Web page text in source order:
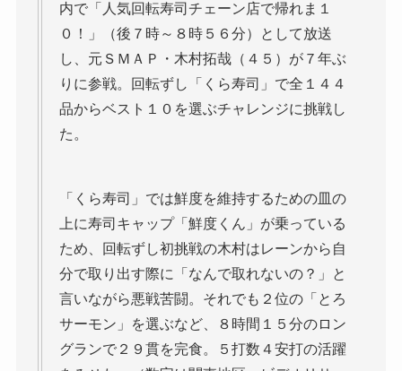
内で「人気回転寿司チェーン店で帰れま１
０！」（後７時～８時５６分）として放送
し、元ＳＭＡＰ・木村拓哉（４５）が７年ぶ
りに参戦。回転ずし「くら寿司」で全１４４
品からベスト１０を選ぶチャレンジに挑戦し
た。
「くら寿司」では鮮度を維持するための皿の
上に寿司キャップ「鮮度くん」が乗っている
ため、回転ずし初挑戦の木村はレーンから自
分で取り出す際に「なんで取れないの？」と
言いながら悪戦苦闘。それでも２位の「とろ
サーモン」を選ぶなど、８時間１５分のロン
グランで２９貫を完食。５打数４安打の活躍